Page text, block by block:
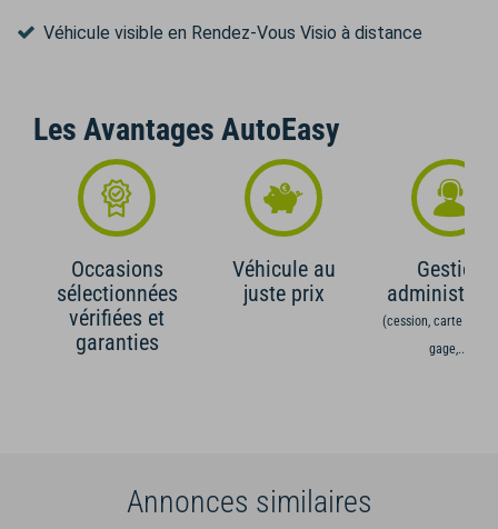
Véhicule visible en Rendez-Vous Visio à distance
Les Avantages AutoEasy
Occasions
sélectionnées
vérifiées et
garanties
Véhicule au
juste prix
Gestion
(cession, carte grise,
gage,...)
Annonces similaires